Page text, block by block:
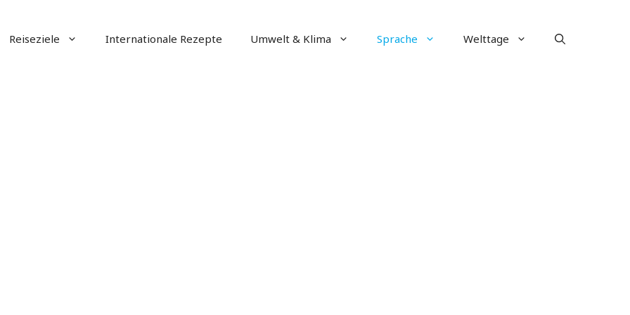
Reiseziele Internationale Rezepte Umwelt & Klima Sprache Welttage